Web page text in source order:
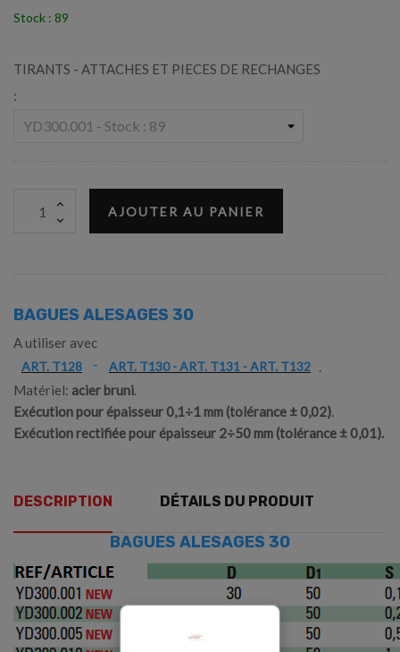
Stock : 89
TIRANTS - ATTACHES ET PIECES DE RECHANGES
:
AJOUTER AU PANIER
BAGUES ALESAGES 30
A utiliser avec
ART. T128 - ART. T130 - ART. T131 - ART. T132 .
Matériel: acier bruni.
Exécution pour épaisseur 0,1÷1 mm (tolérance ± 0,02).
Exécution rectifiée pour épaisseur 2÷50 mm (tolérance ± 0,01).
DESCRIPTION DÉTAILS DU PRODUIT
BAGUES ALESAGES 30